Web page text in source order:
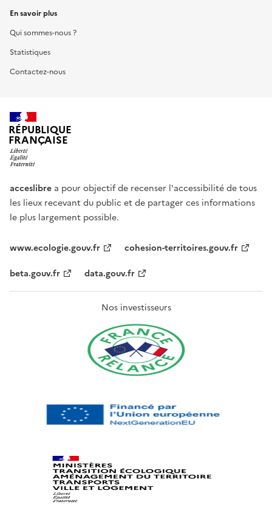
En savoir plus
Qui sommes-nous ?
Statistiques
Contactez-nous
RÉPUBLIQUE
FRANÇAISE
acceslibre a pour objectif de recenser l'accessibilité de tous
les lieux recevant du public et de partager ces informations
le plus largement possible.
www.ecologie.gouv.fr
cohesion-territoires.gouv.fr
beta.gouv.fr
data.gouv.fr
Nos investisseurs